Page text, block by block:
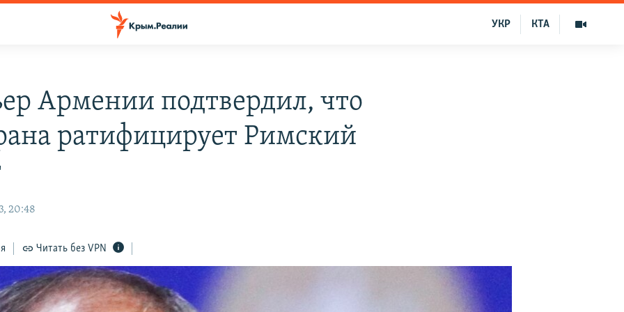
КТА
УКР
Армении подтвердил, что
ратифицирует Римский
20:48
Читать без VPN